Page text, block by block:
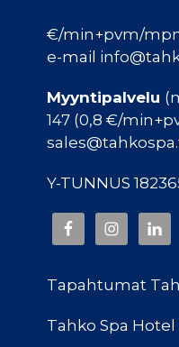
€/min+pvm/
e-mail
Myyntipalvelu
147 (0,8 €/
Y-TUNNUS
Tapahtumat
Tahko Spa